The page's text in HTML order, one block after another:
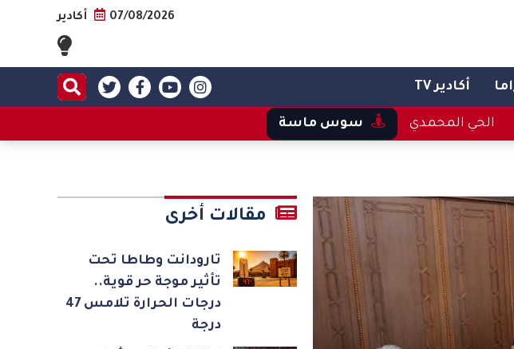
07/08/2026 أكادير
أكادير TV
الحي المحمدي سوس ماسة
مقالات أخرى
تارودانت وطاطا تحت
تأثير موجة حر قوية..
درجات الحرارة تلامس 47
درجة